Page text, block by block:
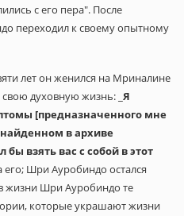
с его пера". После
переходил к своему опытному
лет он женился на Мриналине
духовную жизнь: _ Я
[предназначенного мне
найденном в архиве
взять вас с собой в этот
его; Шри Ауробиндо остался
жизни Шри Ауробиндо те
которые украшают жизни